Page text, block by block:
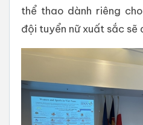
thể thao dành riêng
đội tuyển nữ xuất sắc sẽ